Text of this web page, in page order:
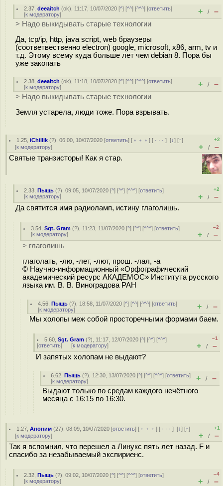
2.37 ,deeaitch (ok), 11:17, 10/07/2020 [^] [^^] [^^^] [ответить]
[к модератору] + / –
> Надо выкидывать старые технологии
Да, tcp/ip, http, java script, web браузеры
(соответвественно electron) google, microsoft, x86, arm, tv и
т.д. Этому всему куда больше лет чем debian 8. Пора бы
уже закопать
2.38 ,deeaitch (ok), 11:18, 10/07/2020 [^] [^^] [^^^] [ответить]
[к модератору] + / –
> Надо выкидывать старые технологии
Земля устарела, люди тоже. Пора взрывать.
1.25 ,iChillik (?), 06:00, 10/07/2020 [ответить] [ ﹢﹢﹢] [ · · ·][↓] [↑]
[к модератору]
+2
+ / –
Святые транзисторы! Как я стар.
2.33 ,Пыщь (?), 09:05, 10/07/2020 [^] [^^] [^^^] [ответить]
[к модератору]
+2
+ / –
Да святится имя радиоламп, истину глаголишь.
3.54 ,Sgt. Gram (?), 11:23, 11/07/2020 [^] [^^] [^^^] [ответить]
[к модератору]
–2
+ / –
> глаголишь
глаголать, -лю, -лет, -лют, прош. -лал, -а
© Научно-информационный «Орфографический
академический ресурс АКАДЕМОС» Института русского
языка им. В. В. Виноградова РАН
4.56 ,Пыщь (?), 18:58, 11/07/2020 [^] [^^] [^^^] [ответить]
[к модератору] + / –
Мы холопы меж собой просторечными формами баем.
5.60 ,Sgt. Gram (?), 11:17, 12/07/2020 [^] [^^] [^^^]
[ответить] [к модератору]
–1
+ / –
И запятых холопам не выдают?
6.62 ,Пыщь (?), 12:30, 13/07/2020 [^] [^^] [^^^] [ответить]
[к модератору] + / –
Выдают только по средам каждого нечётного
месяца с 16:15 по 16:30.
1.27 ,Аноним (27), 08:09, 10/07/2020 [ответить] [ ﹢﹢﹢] [ · · ·][↓] [↑]
[к модератору]
+1
+ / –
Так я вспомнил, что перешел а Линукс пять лет назад. F и
спасибо за незабываемый экспириенс.
2.32 ,Пыщь (?), 09:02, 10/07/2020 [^] [^^] [^^^] [ответить]
[к модератору]
–4
+ / –